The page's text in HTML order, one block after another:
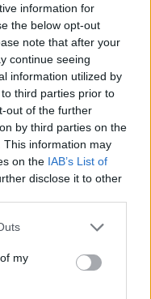
information for
the below opt-out
note that after your
continue seeing
information utilized by
third parties prior to
out of the further
by third parties on the
This information may
on the IAB’s List of
disclose it to other
one or more Google
You may click to
third-party tags to
in below Google
my